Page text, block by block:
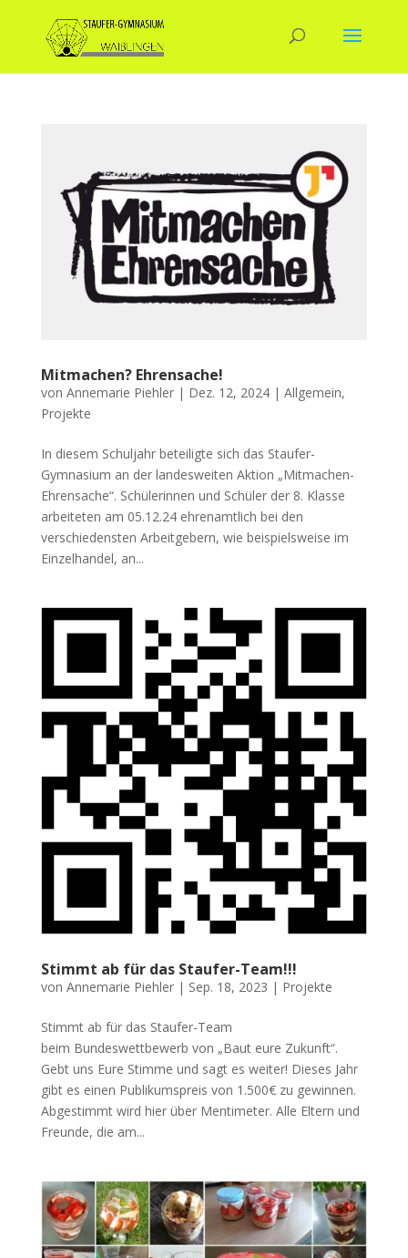
Mitmachen? Ehrensache!
von Annemarie Piehler| Dez. 12, 2024| Allgemein,
Projekte
In diesem Schuljahr beteiligte sich das Staufer-
Gymnasium an der landesweiten Aktion „Mitmachen-
Ehrensache“. Schülerinnen und Schüler der 8. Klasse
arbeiteten am 05.12.24 ehrenamtlich bei den
verschiedensten Arbeitgebern, wie beispielsweise im
Einzelhandel, an...
Stimmt ab für das Staufer-Team!!!
von Annemarie Piehler| Sep. 18, 2023 | Projekte
Stimmt ab für das Staufer-Team
beim Bundeswettbewerb von „Baut eure Zukunft“.
Gebt uns Eure Stimme und sagt es weiter! Dieses Jahr
gibt es einen Publikumspreis von 1.500€ zu gewinnen.
Abgestimmt wird hier über Mentimeter. Alle Eltern und
Freunde, die am...